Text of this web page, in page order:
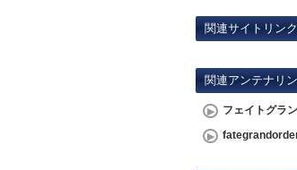
関連サイトリン
関連アンテナリ
フェイトグラ